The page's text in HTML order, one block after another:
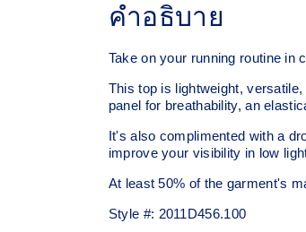
คำอธิบาย
Take on your running routine in
This top is lightweight,
panel for breathability, an
It's also complimented with a
improve your visibility in low
At least 50% of the garment's
Style #: 2011D456.100